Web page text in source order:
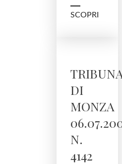
SCOPRI
DI
MONZA
N.
4142